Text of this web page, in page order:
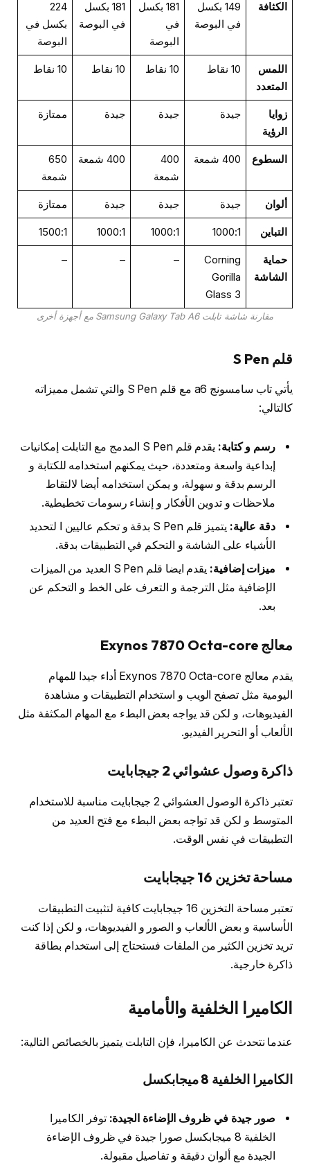
الكثافة
149 بكسل
في البوصة
181 بكسل
في
البوصة
181 بكسل
في البوصة
224
بكسل في
البوصة
اللمس
المتعدد
10 نقاط 10 نقاط 10 نقاط 10 نقاط
زوايا
الرؤية
جيدة جيدة جيدة ممتازة
السطوع 400 شمعة
400
شمعة
400 شمعة
650
شمعة
ألوان جيدة جيدة جيدة ممتازة
التباين 1000:1
1000:1
1000:1
1500:1
حماية
الشاشة
Corning
Gorilla
Glass 3
–
–
–
مقارنة شاشة تابلت Samsung Galaxy Tab A6 مع أجهزة أخرى
قلم S Pen
يأتي تاب سامسونج a6 مع قلم S Pen والتي تشمل مميزاته
كالتالي:
رسم و كتابة:
يقدم قلم S Pen المدمج مع التابلت إمكانيات
إبداعية واسعة ومتعددة، حيث يمكنهم استخدامه للكتابة و
الرسم بدقة و سهولة، و يمكن استخدامه أيضا لالتقاط
ملاحظات و تدوين الأفكار و إنشاء رسومات تخطيطية.
دقة عالية:
يتميز قلم S Pen بدقة و تحكم عاليين ا لتحديد
الأشياء على الشاشة و التحكم في التطبيقات بدقة.
ميزات إضافية:
يقدم ايضا قلم S Pen العديد من الميزات
الإضافية مثل الترجمة و التعرف على الخط و التحكم عن
بعد.
معالج Exynos 7870 Octa-core
يقدم معالج Exynos 7870 Octa-core أداء جيدا للمهام
اليومية مثل تصفح الويب و استخدام التطبيقات و مشاهدة
الفيديوهات، و لكن قد يواجه بعض البطء مع المهام المكثفة مثل
الألعاب أو التحرير الفيديو.
ذاكرة وصول عشوائي 2 جيجابايت
تعتبر ذاكرة الوصول العشوائي 2 جيجابايت مناسبة للاستخدام
المتوسط و لكن قد تواجه بعض البطء مع فتح العديد من
التطبيقات في نفس الوقت.
مساحة تخزين 16 جيجابايت
تعتبر مساحة التخزين 16 جيجابايت كافية لتثبيت التطبيقات
الأساسية و بعض الألعاب و الصور و الفيديوهات، و لكن إذا كنت
تريد تخزين الكثير من الملفات فستحتاج إلى استخدام بطاقة
ذاكرة خارجية.
الكاميرا الخلفية والأمامية
عندما نتحدث عن الكاميرا، فإن التابلت يتميز بالخصائص التالية:
الكاميرا الخلفية 8 ميجابكسل
صور جيدة في ظروف الإضاءة الجيدة: توفر الكاميرا
الخلفية 8 ميجابكسل صورا جيدة في ظروف الإضاءة
الجيدة مع ألوان دقيقة و تفاصيل مقبولة.